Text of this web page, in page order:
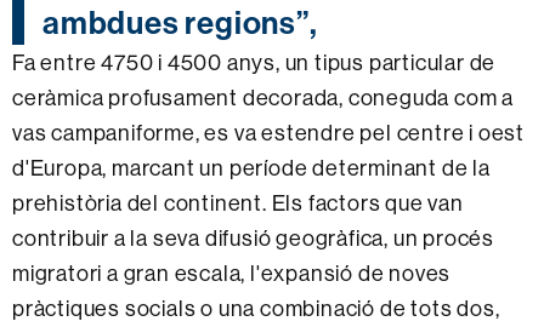
ambdues regions”,
Fa entre 4750 i 4500 anys, un tipus particular de
ceràmica profusament decorada, coneguda com a
vas campaniforme, es va estendre pel centre i oest
d'Europa, marcant un període determinant de la
prehistòria del continent. Els factors que van
contribuir a la seva difusió geogràfica, un procés
migratori a gran escala, l'expansió de noves
pràctiques socials o una combinació de tots dos,